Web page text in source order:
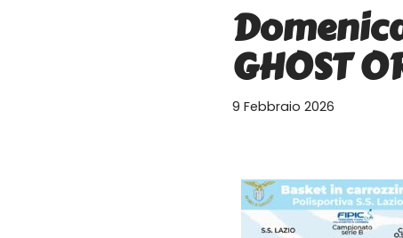
GHOST
9 Febbraio 2026